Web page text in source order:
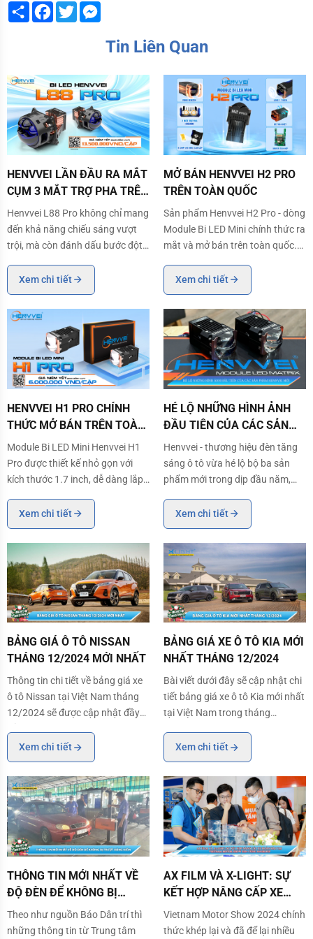
Share Facebook
Twitter
Tin Liên Quan
HENVVEI LẦN ĐẦU RA MẮT
CỤM 3 MẮT TRỢ PHA TRÊN
BI LED L88 PRO
Henvvei L88 Pro không chỉ mang
đến khả năng chiếu sáng vượt
trội, mà còn đánh dấu bước đột
3 mắt trợ pha mạnh mẽ, tạo nên
vùng ánh sáng 'áp đảo' mọi điều
kiện đường xá.
Xem chi tiết
MỞ BÁN HENVVEI H2 PRO
TRÊN TOÀN QUỐC
Sản phẩm Henvvei H2 Pro - dòng
Module Bi LED Mini chính thức ra
mắt và mở bán trên toàn quốc.
cùng công nghệ hiện đại, đặc
biệt là 2 mắt trợ Pha đem đến
ánh sáng Pha mạnh nhất trong
phân khúc, đem đến cho các anh
những trải
Xem chi tiết
HENVVEI H1 PRO CHÍNH
THỨC MỞ BÁN TRÊN TOÀN
QUỐC
Module Bi LED Mini Henvvei H1
Pro được thiết kế nhỏ gọn với
kích thước 1.7 inch, dễ dàng lắp
với nhau. Có thể nói đây là giải
pháp an toàn và hiệu quả cho
các dòng xe hiện đại ngày nay,
giúp tăng sáng đỉnh cao nhưng
vẫn đảm
Xem chi tiết
HÉ LỘ NHỮNG HÌNH ẢNH
ĐẦU TIÊN CỦA CÁC SẢN
PHẨM HENNVEI MỚI
Henvvei - thương hiệu đèn tăng
sáng ô tô vừa hé lộ bộ ba sản
phẩm mới trong dịp đầu năm,
Henvvei H2 Pro và Henvvei L88
Pro. Theo như thông tin nhận
được thì bộ ba sản phẩm sẽ
được ra mắt vào giữa tháng
1/2025.
Xem chi tiết
BẢNG GIÁ Ô TÔ NISSAN
THÁNG 12/2024 MỚI NHẤT
Thông tin chi tiết về bảng giá xe
ô tô Nissan tại Việt Nam tháng
12/2024 sẽ được cập nhật đầy
Xem chi tiết
BẢNG GIÁ XE Ô TÔ KIA MỚI
NHẤT THÁNG 12/2024
Bài viết dưới đây sẽ cập nhật chi
tiết bảng giá xe ô tô Kia mới nhất
tại Việt Nam trong tháng
Xem chi tiết
THÔNG TIN MỚI NHẤT VỀ
ĐỘ ĐÈN ĐỂ KHÔNG BỊ
TRƯỢT ĐĂNG KIỂM
Theo như nguồn Báo Dân trí thì
những thông tin từ Trung tâm
AX FILM VÀ X-LIGHT: SỰ
KẾT HỢP NÂNG CẤP XE
HOÀN HẢO TẠI VIETNAM
MOTOR SHOW 2024 CÙNG
Vietnam Motor Show 2024 chính
thức khép lại và đã để lại nhiều